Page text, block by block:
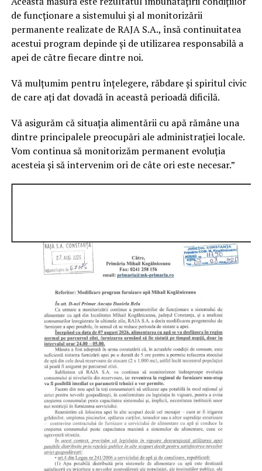
de funcționare a sistemului și al monitorizării
permanente realizate de RAJA S.A., însă continuitatea
acestui program depinde și de utilizarea responsabilă a
apei de către fiecare dintre noi.
Vă mulțumim pentru înțelegere, răbdare și spiritul civic
de care ați dat dovadă în această perioadă dificilă.
Vă asigurăm că situația alimentării cu apă rămâne una
dintre principalele preocupări ale administrației locale.
Vom continua să monitorizăm permanent evoluția
acesteia și să intervenim ori de câte ori este necesar.”